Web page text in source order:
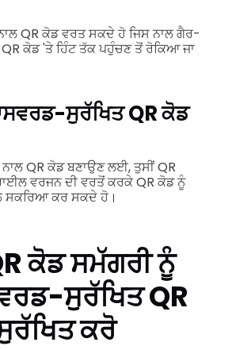
QR ਕੋਡ ਵਰਤ ਸਕਦੇ ਹੋ ਜਿਸ ਨਾਲ ਗੈਰ-
ਕੋਡ 'ਤੇ ਹਿੰਟ ਤੱਕ ਪਹੁੰਚਣ ਤੋਂ ਰੋਕਿਆ ਜਾ
ਸੁਰੱਖਿਤ QR ਕੋਡ
QR ਕੋਡ ਬਣਾਉਣ ਲਈ, ਤੁਸੀਂ QR
ਵਰਜਨ ਦੀ ਵਰਤੋਂ ਕਰਕੇ QR ਕੋਡ ਨੂੰ
ਸਕਰਿਆ ਕਰ ਸਕਦੇ ਹੋ।
ਕੋਡ ਸਮੱਗਰੀ ਨੂੰ
ਸੁਰੱਖਿਤ QR
ਕਰੋ